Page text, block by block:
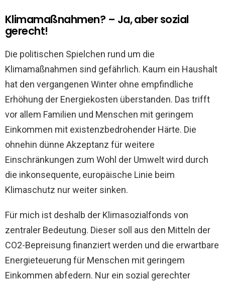
Klimamaßnahmen? – Ja, aber sozial
gerecht!
Die politischen Spielchen rund um die
Klimamaßnahmen sind gefährlich. Kaum ein Haushalt
hat den vergangenen Winter ohne empfindliche
Erhöhung der Energiekosten überstanden. Das trifft
vor allem Familien und Menschen mit geringem
Einkommen mit existenzbedrohender Härte. Die
ohnehin dünne Akzeptanz für weitere
Einschränkungen zum Wohl der Umwelt wird durch
die inkonsequente, europäische Linie beim
Klimaschutz nur weiter sinken.
Für mich ist deshalb der Klimasozialfonds von
zentraler Bedeutung. Dieser soll aus den Mitteln der
CO2-Bepreisung finanziert werden und die erwartbare
Energieteuerung für Menschen mit geringem
Einkommen abfedern. Nur ein sozial gerechter